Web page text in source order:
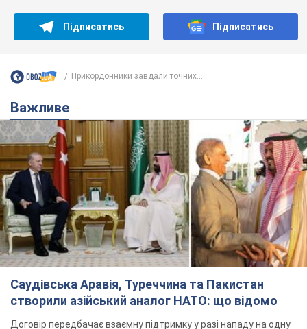
Підписатись Підписатись
Прикордонники завдали точних...
Важливе
Саудівська Аравія, Туреччина та Пакистан
створили азійський аналог НАТО: що відомо
Договір передбачає взаємну підтримку у разі нападу на одну